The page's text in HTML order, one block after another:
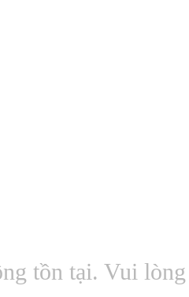
tồn tại. Vui lòng